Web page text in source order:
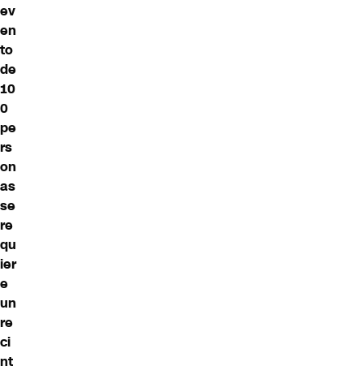
ev
en
to
de
10
0
pe
rs
on
as
se
re
qu
ier
e
un
re
ci
nt